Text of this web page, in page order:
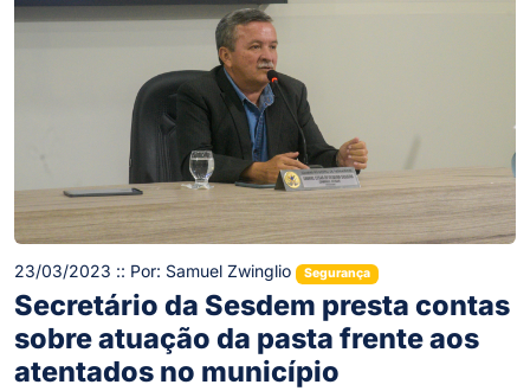
23/03/2023 :: Por: Samuel Zwinglio Segurança
Secretário da Sesdem presta contas
sobre atuação da pasta frente aos
atentados no município